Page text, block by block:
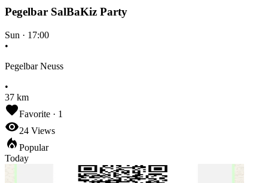
Pegelbar SalBaKiz Party
Sun · 17:00
•
Pegelbar Neuss
•
37 km
Favorite · 1
24 Views
Popular
Today